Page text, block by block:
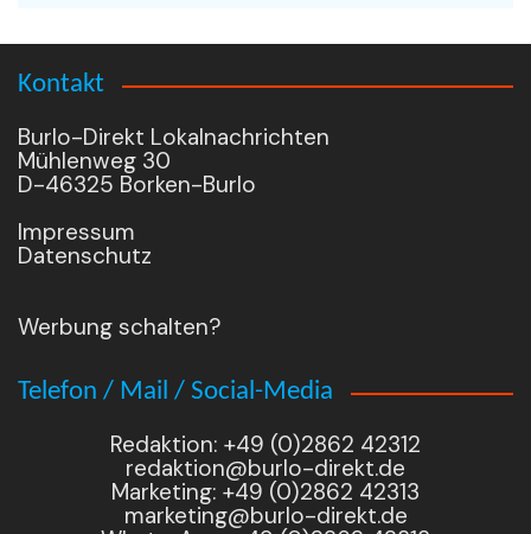
Kontakt
Burlo-Direkt Lokalnachrichten
Mühlenweg 30
D-46325 Borken-Burlo
Impressum
Datenschutz
Werbung schalten?
Telefon / Mail / Social-Media
Redaktion: +49 (0)2862 42312
redaktion@burlo-direkt.de
Marketing: +49 (0)2862 42313
marketing@burlo-direkt.de